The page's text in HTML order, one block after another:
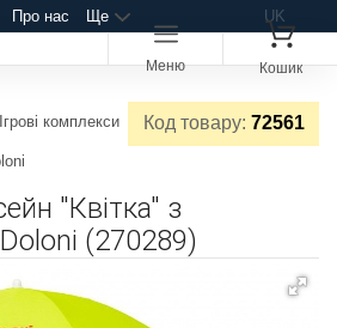
Про нас Ще UK
Меню Кошик
Код товару: 72561
Ігрові комплекси
"Квітка" з
(270289)